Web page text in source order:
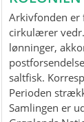
Arkivfonden er
cirkulærer
lønninger,
saltfisk.
Perioden
Samlingen er